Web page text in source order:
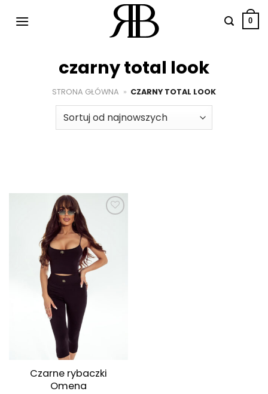
0
czarny total look
STRONA GŁÓWNA » CZARNY TOTAL LOOK
Dodaj do
ulubionych
Czarne rybaczki
Omena